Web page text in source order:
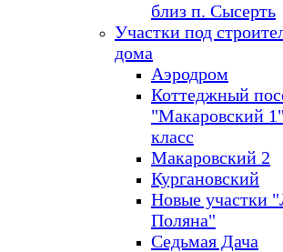
близ п. Сысерть
Участки под
дома
Аэродром
Коттеджный
"Макаровский
класс
Макаровский 2
Кургановский
Новые участки
Поляна"
Седьмая Дача